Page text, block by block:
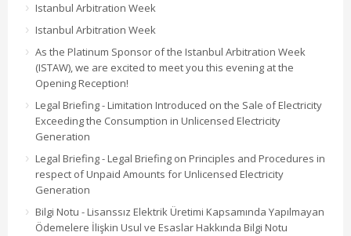
Istanbul Arbitration Week
Istanbul Arbitration Week
As the Platinum Sponsor of the Istanbul Arbitration Week
(ISTAW), we are excited to meet you this evening at the
Opening Reception!
Legal Briefing - Limitation Introduced on the Sale of Electricity
Exceeding the Consumption in Unlicensed Electricity
Generation
Legal Briefing - Legal Briefing on Principles and Procedures in
respect of Unpaid Amounts for Unlicensed Electricity
Generation
Bilgi Notu - Lisanssız Elektrik Üretimi Kapsamında Yapılmayan
Ödemelere İlişkin Usul ve Esaslar Hakkında Bilgi Notu